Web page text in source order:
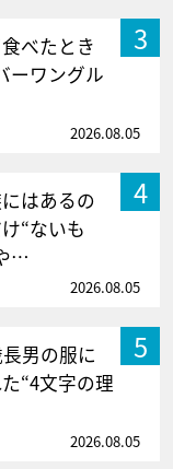
3
べたとき
ーワングル
2026.08.05
4
はあるの
“ないも
…
2026.08.05
5
男の服に
“4文字の理
2026.08.05